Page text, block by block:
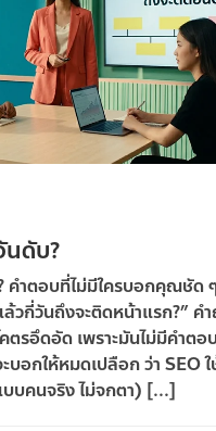
นดับ?
คำตอบที่ไม่มีใครบอกคุณชัด
วกี่วันถึงจะติดหน้าแรก?” ค
รอึดอัด เพราะมันไม่มีคำตอ
บอกให้หมดเปลือก ว่า SEO ใ
บคนจริง ไม่จกตา) [...]